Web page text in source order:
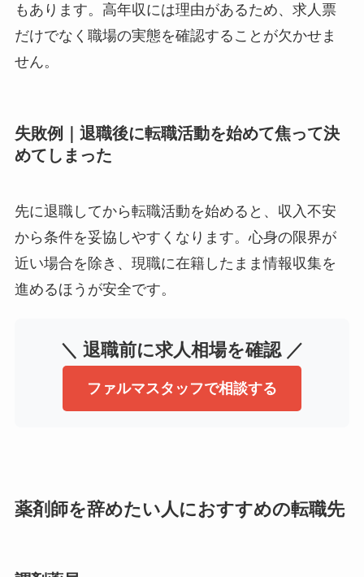
もあります。高年収には理由があるため、求人票
だけでなく職場の実態を確認することが欠かせま
せん。
失敗例｜退職後に転職活動を始めて焦って決
めてしまった
先に退職してから転職活動を始めると、収入不安
から条件を妥協しやすくなります。心身の限界が
近い場合を除き、現職に在籍したまま情報収集を
進めるほうが安全です。
＼ 退職前に求人相場を確認 ／
ファルマスタッフで相談する
薬剤師を辞めたい人におすすめの転職先